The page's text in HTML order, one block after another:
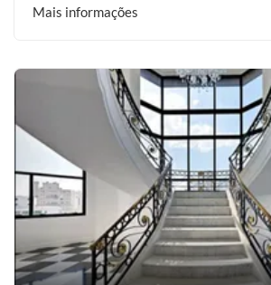
Mais informações